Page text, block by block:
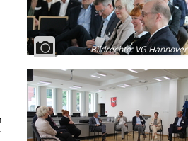
Bildrechte:VG Hannover